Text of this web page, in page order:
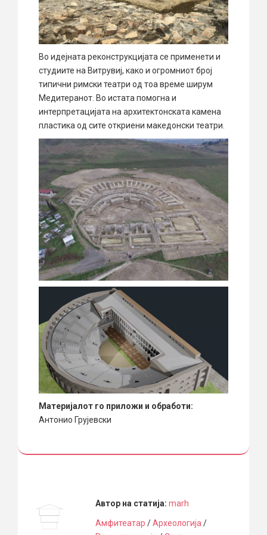
Во идејната реконструкцијата се применети и
студиите на Витрувиј, како и огромниот број
типични римски театри од тоа време ширум
Медитеранот. Во истата помогна и
интерпретацијата на архитектонската камена
пластика од сите откриени македонски театри.
Материјалот го приложи и обработи:
Антонио Грујевски
Автор на статија: marh
Амфитеатар /Археологија /